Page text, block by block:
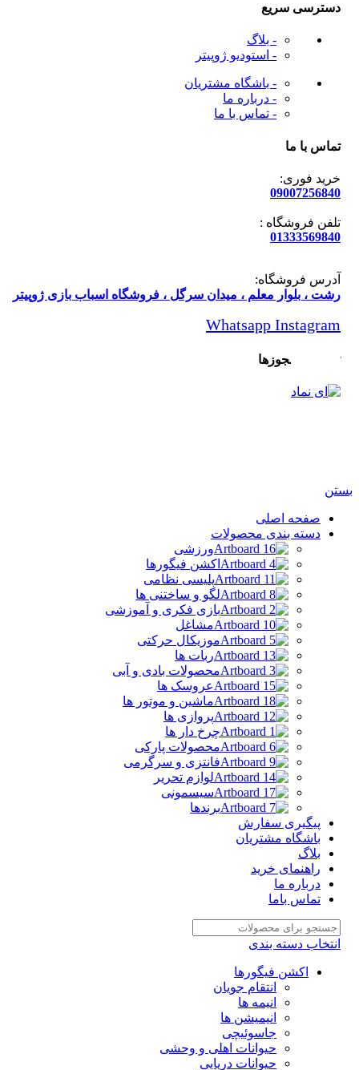
سریع
- بلاگ
- استودیو ژوپیتر
- باشگاه مشتریان
- درباره ما
- تماس با ما
با ما
فوری:
فروشگاه :
فروشگاه:
، بلوار معلم ، میدان سرگل ، فروشگاه اسباب بازی ژوپیتر
Whatsapp
و مجوزها
صفحه اصلی
دسته بندی محصولات
ورزشی
اکشن فیگورها
پلیسی نظامی
لگو و ساختنی ها
بازی فکری و آموزشی
مشاغل
موزیکال حرکتی
ربات ها
محصولات بادی و آبی
عروسک ها
ماشین و موتور ها
پروازی ها
چرخ دار ها
محصولات پارکی
فانتزی و سرگرمی
لوازم تحریر
سیسمونی
برندها
پیگیری سفارش
باشگاه مشتریان
بلاگ
راهنمای خرید
درباره ما
تماس باما
دسته بندی
اکشن فیگورها
انتقام جویان
انیمه ها
انیمیشن ها
جاسوئیچی
حیوانات اهلی و وحشی
حیوانات دریایی